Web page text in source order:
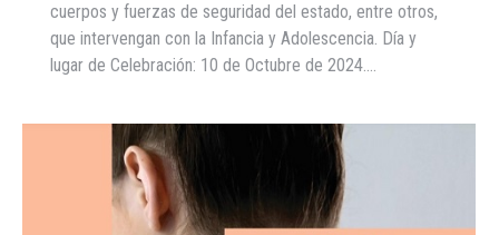
cuerpos y fuerzas de seguridad del estado, entre otros,
que intervengan con la Infancia y Adolescencia. Día y
lugar de Celebración: 10 de Octubre de 2024.…